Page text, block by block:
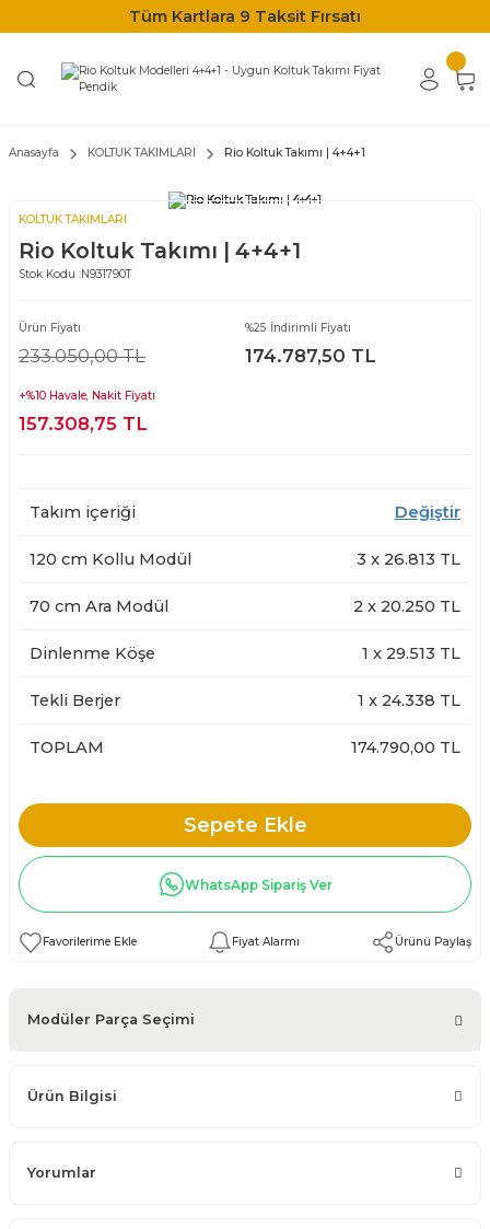
Tüm Kartlara 9 Taksit Fırsatı
Anasayfa KOLTUK TAKIMLARI Rio Koltuk Takımı | 4+4+1
KOLTUK TAKIMLARI
Rio Koltuk Takımı | 4+4+1
Stok Kodu :N931790T
Ürün Fiyatı
233.050,00 TL
%25 İndirimli Fiyatı
174.787,50 TL
+%10 Havale, Nakit Fiyatı
157.308,75 TL
Takım içeriği Değiştir
120 cm Kollu Modül 3 x 26.813 TL
70 cm Ara Modül 2 x 20.250 TL
Dinlenme Köşe 1 x 29.513 TL
Tekli Berjer 1 x 24.338 TL
TOPLAM 174.790,00 TL
Sepete Ekle
WhatsApp Sipariş Ver
Fiyat Alarmı Ürünü Paylaş
Modüler Parça Seçimi
Ürün Bilgisi
Yorumlar